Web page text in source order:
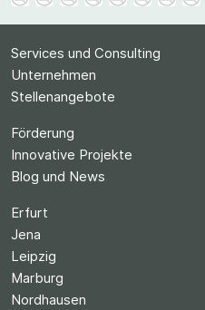
Services und Consulting
Unternehmen
Stellenangebote
Förderung
Innovative Projekte
Blog und News
Erfurt
Jena
Leipzig
Marburg
Nordhausen